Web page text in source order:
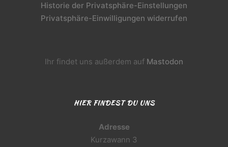
Historie der Privatsphäre-Einstellungen
Privatsphäre-Einwilligungen widerrufen
Ihr findet uns außerdem auf Mastodon
HIER FINDEST DU UNS
Adresse
Kurzawann 3